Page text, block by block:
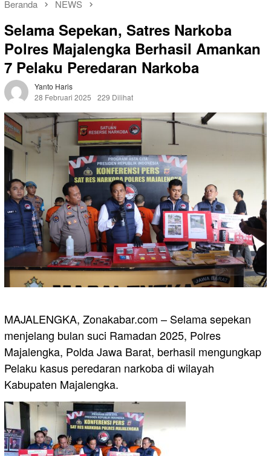
Beranda NEWS
Selama Sepekan, Satres Narkoba
Polres Majalengka Berhasil Amankan
7 Pelaku Peredaran Narkoba
Yanto Haris
28 Februari 2025
229 Dilihat
MAJALENGKA, Zonakabar.com – Selama sepekan
menjelang bulan suci Ramadan 2025, Polres
Majalengka, Polda Jawa Barat, berhasil mengungkap
Pelaku kasus peredaran narkoba di wilayah
Kabupaten Majalengka.